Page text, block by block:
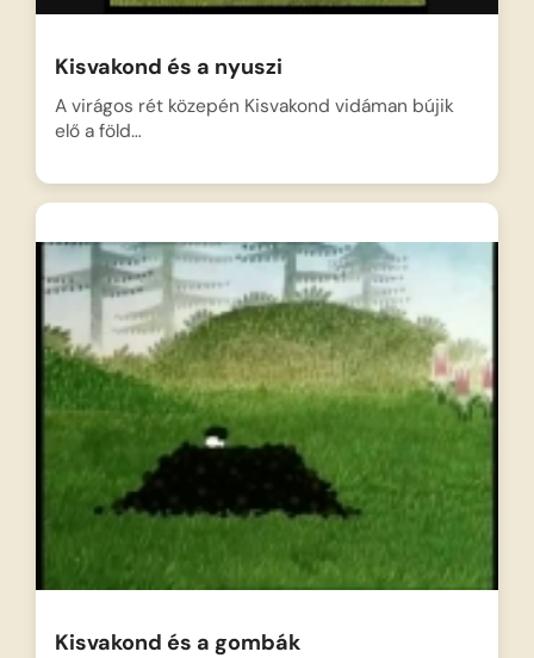
Kisvakond és a nyuszi
A virágos rét közepén Kisvakond vidáman bújik
elő a föld…
Kisvakond és a gombák